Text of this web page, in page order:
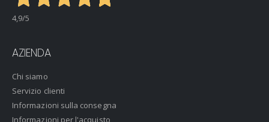
4,9/5
AZIENDA
Chi siamo
Servizio clienti
Informazioni sulla consegna
Informazioni per l'acquisto